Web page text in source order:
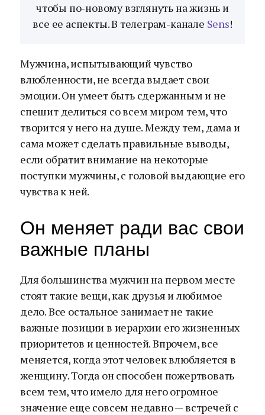
чтобы по-новому взглянуть на жизнь и
все ее аспекты. В телеграм-канале Sens!
Мужчина, испытывающий чувство
влюбленности, не всегда выдает свои
эмоции. Он умеет быть сдержанным и не
спешит делиться со всем миром тем, что
творится у него на душе. Между тем, дама и
сама может сделать правильные выводы,
если обратит внимание на некоторые
поступки мужчины, с головой выдающие его
чувства к ней.
Он меняет ради вас свои
важные планы
Для большинства мужчин на первом месте
стоят такие вещи, как друзья и любимое
дело. Все остальное занимает не такие
важные позиции в иерархии его жизненных
приоритетов и ценностей. Впрочем, все
меняется, когда этот человек влюбляется в
женщину. Тогда он способен пожертвовать
всем тем, что имело для него огромное
значение еще совсем недавно — встречей с